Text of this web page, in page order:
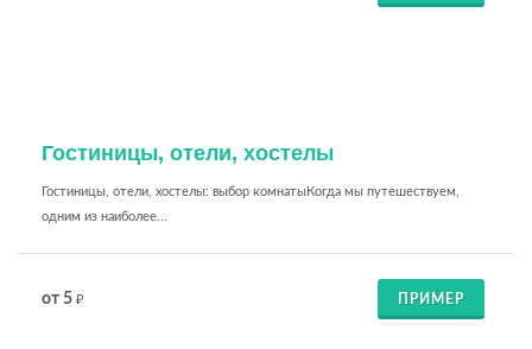
Гостиницы, отели, хостелы
Гостиницы, отели, хостелы: выбор комнатыКогда мы путешествуем,
одним из наиболее...
от 5 ₽ ПРИМЕР